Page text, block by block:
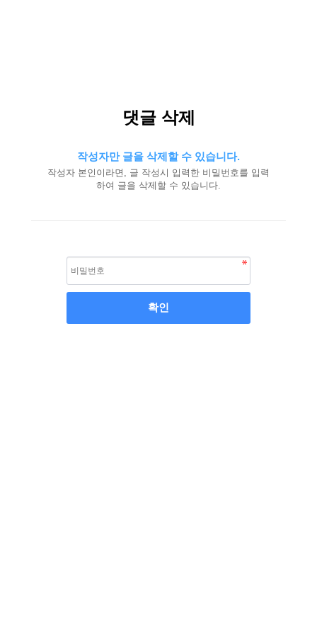
댓글 삭제
작성자만 글을 삭제할 수 있습니다.
작성자 본인이라면, 글 작성시 입력한 비밀번호를 입력
하여 글을 삭제할 수 있습니다.